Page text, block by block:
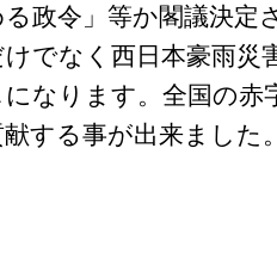
る政令」等か閣議決定
でなく西日本豪雨災
なります。全国の赤
献する事が出来ました